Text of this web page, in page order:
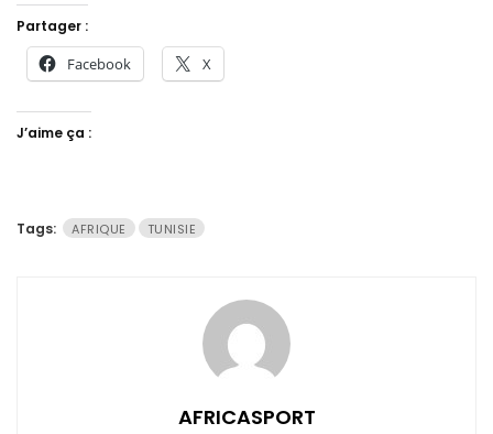
Partager :
Facebook X
J’aime ça :
Tags: AFRIQUE TUNISIE
AFRICASPORT